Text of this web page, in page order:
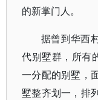
的新掌门人。
据曾到华西
代别墅群，所有
一分配的别墅，
墅整齐划一，排